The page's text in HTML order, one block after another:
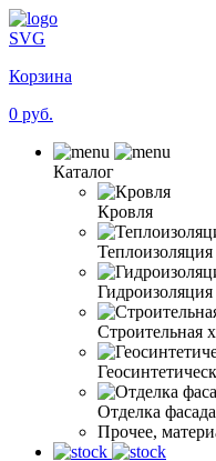
SVG
Корзина
0 руб.
Каталог
Кровля
Теплоизоляция
Гидроизоляция
Строительная
Отделка фасада
Прочее,